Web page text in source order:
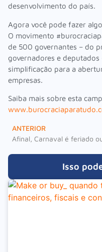
desenvolvimento do país.
Agora você pode fazer
O movimento
de 500 governantes – do
governadores e
simplificação para a
empresas.
Saiba mais sobre esta
ANTERIOR
Isso